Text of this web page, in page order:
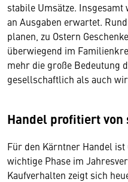
stabile Umsätze.
an Ausgaben erwartet.
planen, zu Ostern
überwiegend im
mehr die große Bedeutung
gesellschaftlich als auch
Handel profitiert
Für den Kärntner Handel
wichtige Phase im
Kaufverhalten zeigt sich